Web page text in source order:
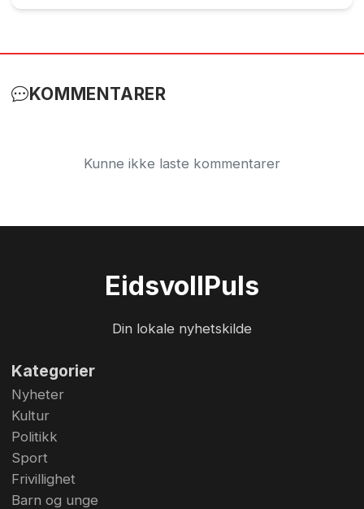
Denne saken ble publisert for første gang 15. juni
KOMMENTARER
Kunne ikke laste kommentarer
EidsvollPuls
Din lokale nyhetskilde
Kategorier
Nyheter
Kultur
Politikk
Sport
Frivillighet
Barn og unge